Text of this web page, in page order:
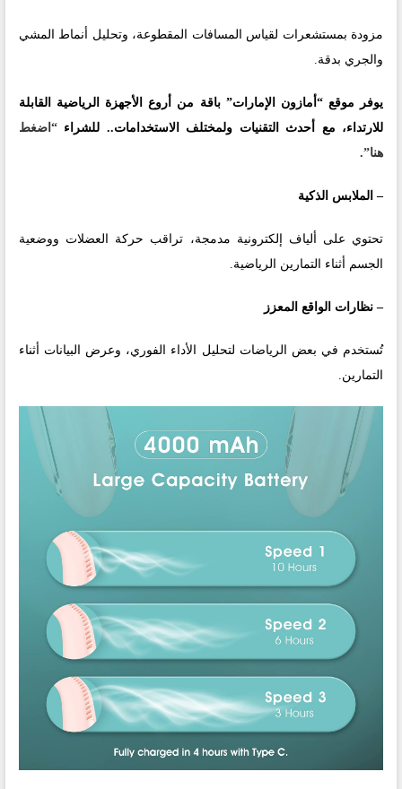
مزودة بمستشعرات لقياس المسافات المقطوعة، وتحليل أنماط المشي
والجري بدقة.
يوفر موقع“أمازون الإمارات”باقة من أروع الأجهزة الرياضية القابلة
للارتداء، مع أحدث التقنيات ولمختلف الاستخدامات.. للشراء “اضغط
هنا”.
– الملابس الذكية
تحتوي على ألياف إلكترونية مدمجة، تراقب حركة العضلات ووضعية
الجسم أثناء التمارين الرياضية.
– نظارات الواقع المعزز
تُستخدم في بعض الرياضات لتحليل الأداء الفوري، وعرض البيانات أثناء
التمارين.